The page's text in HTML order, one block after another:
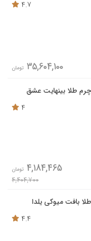
4.7
35,604,100 تومان
طلا بینهایت عشق
4
4,184,465 تومان
4,404,700
بافت میوکی یلدا
4.4